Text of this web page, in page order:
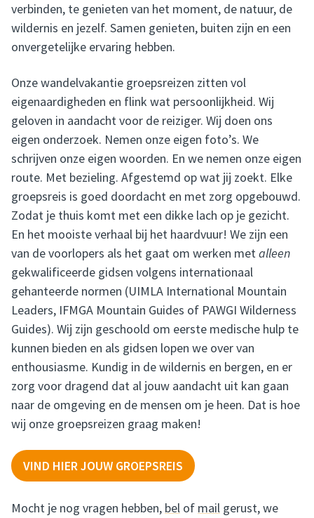
verbinden, te genieten van het moment, de natuur, de
wildernis en jezelf. Samen genieten, buiten zijn en een
onvergetelijke ervaring hebben.
Onze wandelvakantie groepsreizen zitten vol
eigenaardigheden en flink wat persoonlijkheid. Wij
geloven in aandacht voor de reiziger. Wij doen ons
eigen onderzoek. Nemen onze eigen foto’s. We
schrijven onze eigen woorden. En we nemen onze eigen
route. Met bezieling. Afgestemd op wat jij zoekt. Elke
groepsreis is goed doordacht en met zorg opgebouwd.
Zodat je thuis komt met een dikke lach op je gezicht.
En het mooiste verhaal bij het haardvuur! We zijn een
van de voorlopers als het gaat om werken metalleen
gekwalificeerde gidsen volgens internationaal
gehanteerde normen (UIMLA International Mountain
Leaders, IFMGA Mountain Guides of PAWGI Wilderness
Guides). Wij zijn geschoold om eerste medische hulp te
kunnen bieden en als gidsen lopen we over van
enthousiasme. Kundig in de wildernis en bergen, en er
zorg voor dragend dat al jouw aandacht uit kan gaan
naar de omgeving en de mensen om je heen. Dat is hoe
wij onze groepsreizen graag maken!
VIND HIER JOUW GROEPSREIS
Mocht je nog vragen hebben, bel of mail gerust, we